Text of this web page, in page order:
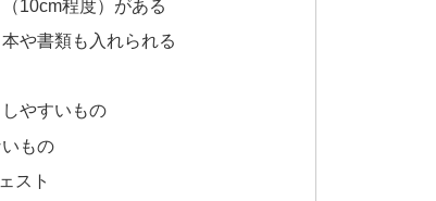
10cm程度）がある
や書類も入れられる
やすいもの
もの
スト